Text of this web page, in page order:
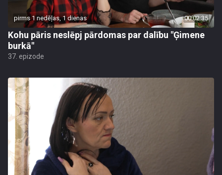
pirms 1 nedēļas, 1 dienas 00:02:35
Kohu pāris neslēpj pārdomas par dalību "Ģimene
burkā"
37. epizode